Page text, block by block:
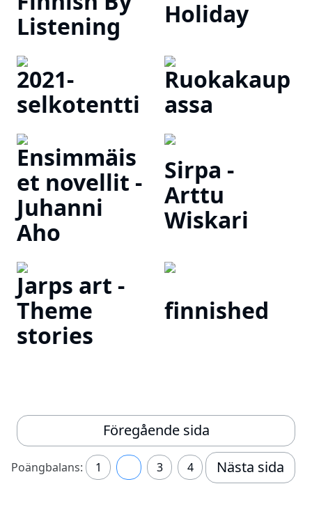
Listening
Holiday
2021-
selkotentti
Ruokakaup
assa
Ensimmäis
et novellit -
Juhanni
Aho
Sirpa -
Arttu
Wiskari
Jarps art -
Theme
stories
finnished
Föregående sida
Poängbalans: 1 3 4 Nästa sida